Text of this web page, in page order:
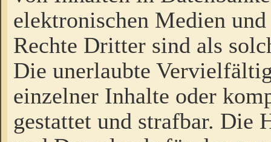
elektronischen Medien
Rechte Dritter sind als
Die unerlaubte
einzelner Inhalte oder
gestattet und strafbar. Die